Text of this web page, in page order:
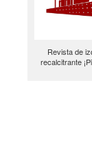
Revista de
recalcitrante